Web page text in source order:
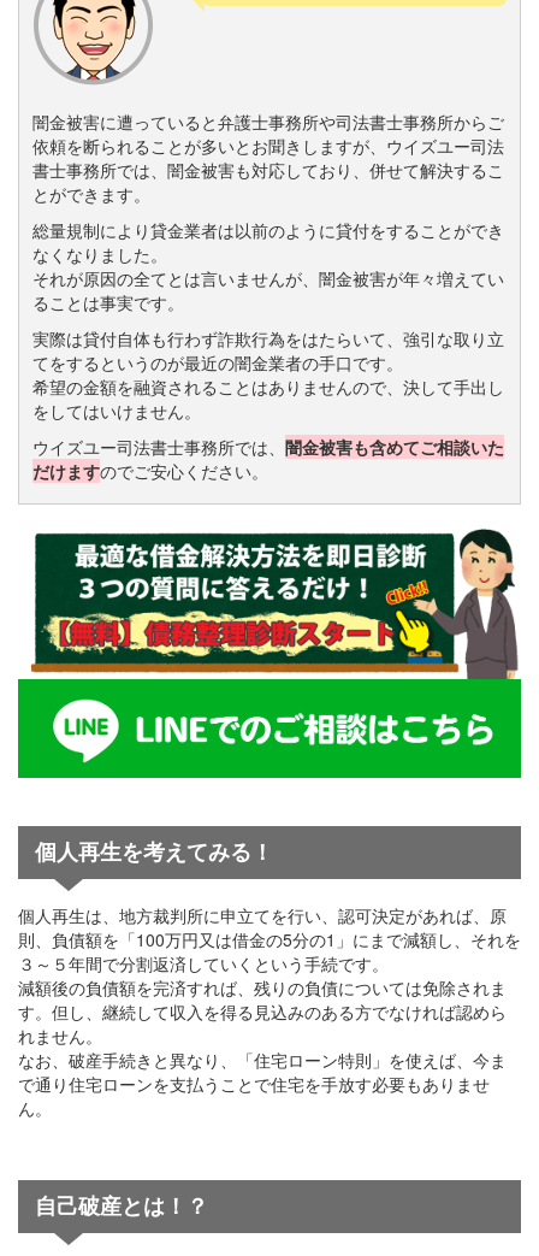
闇金被害に遭っていると弁護士事務所や司法書士事務所からご
依頼を断られることが多いとお聞きしますが、ウイズユー司法
書士事務所では、闇金被害も対応しており、併せて解決するこ
とができます。
総量規制により貸金業者は以前のように貸付をすることができ
なくなりました。
それが原因の全てとは言いませんが、闇金被害が年々増えてい
ることは事実です。
実際は貸付自体も行わず詐欺行為をはたらいて、強引な取り立
てをするというのが最近の闇金業者の手口です。
希望の金額を融資されることはありませんので、決して手出し
をしてはいけません。
ウイズユー司法書士事務所では、 闇金被害も含めてご相談いた
だけますのでご安心ください。
個人再生を考えてみる！
個人再生は、地方裁判所に申立てを行い、認可決定があれば、原
則、負債額を「100万円又は借金の5分の1」にまで減額し、それを
３～５年間で分割返済していくという手続です。
減額後の負債額を完済すれば、残りの負債については免除されま
す。但し、継続して収入を得る見込みのある方でなければ認めら
れません。
なお、破産手続きと異なり、「住宅ローン特則」を使えば、今ま
で通り住宅ローンを支払うことで住宅を手放す必要もありませ
ん。
自己破産とは！？